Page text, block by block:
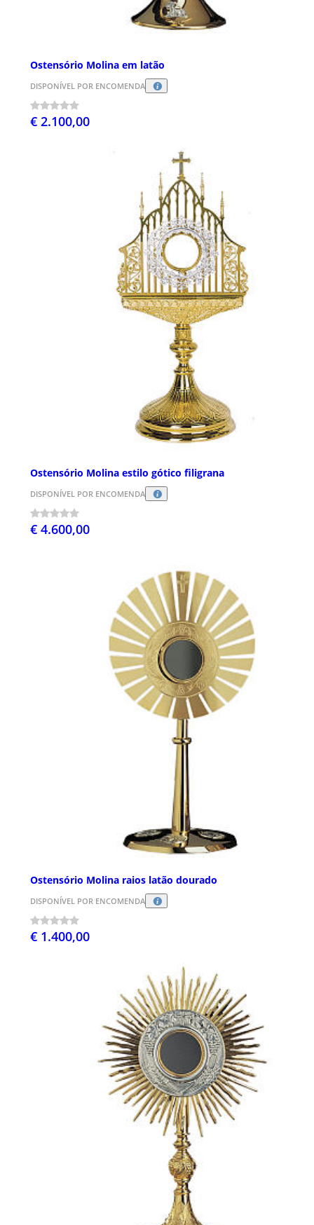
Ostensório Molina em latão
DISPONÍVEL POR ENCOMENDA
€ 2.100,00
Ostensório Molina estilo gótico filigrana
DISPONÍVEL POR ENCOMENDA
€ 4.600,00
Ostensório Molina raios latão dourado
DISPONÍVEL POR ENCOMENDA
€ 1.400,00